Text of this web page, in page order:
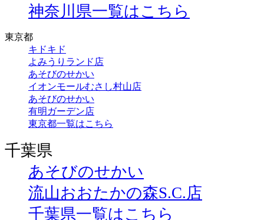
神奈川県一覧はこちら
東京都
キドキド
よみうりランド店
あそびのせかい
イオンモールむさし村山店
あそびのせかい
有明ガーデン店
東京都一覧はこちら
千葉県
あそびのせかい
流山おおたかの森S.C.店
千葉県一覧はこちら